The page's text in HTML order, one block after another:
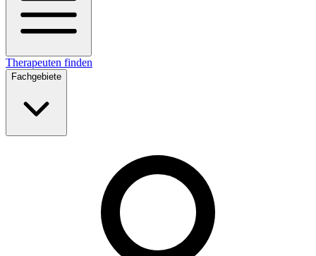
Therapeuten finden
Fachgebiete